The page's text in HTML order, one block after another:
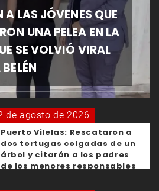
LAS JÓVENES QUE
UNA PELEA EN LA
SE VOLVIÓ VIRAL
de agosto de 2026
Puerto Vilelas: Rescataron a
dos tortugas colgadas de un
árbol y citarán a los padres
de los menores responsables